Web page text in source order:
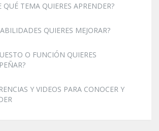
QUÉ TEMA QUIERES APRENDER?
QUIERES MEJORAR?
O FUNCIÓN QUIERES
Y VIDEOS PARA CONOCER Y